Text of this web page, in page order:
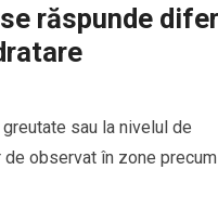
răspunde
sau la nivelul de
observat în zone precum